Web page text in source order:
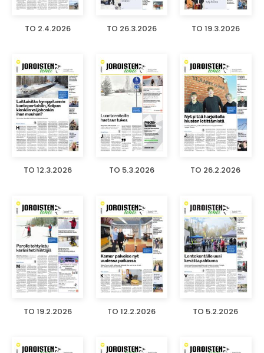
TO 2.4.2026 TO 26.3.2026 TO 19.3.2026
TO 12.3.2026 TO 5.3.2026 TO 26.2.2026
TO 19.2.2026 TO 12.2.2026 TO 5.2.2026